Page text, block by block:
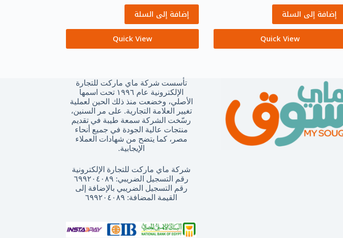
إضافة إلى السلة
Quick View
إضافة إلى السلة
Quick View
تأسست شركة ماي ماركت للتجارة
الإلكترونية عام ١٩٩٦ تحت اسمها
الأصلي، وخضعت منذ ذلك الحين لعملية
تغيير العلامة التجارية. على مر السنين،
رسّخت الشركة سمعة طيبة في تقديم
منتجات عالية الجودة في جميع أنحاء
مصر، كما يتضح من شهادات العملاء
الإيجابية.
شركة ماي ماركت للتجارة الإلكترونية
رقم التسجيل الضريبي: ٦٩٩٢٠٤٠٨٩
رقم التسجيل الضريبي بالإضافة إلى
القيمة المضافة: ٦٩٩٢٠٤٠٨٩